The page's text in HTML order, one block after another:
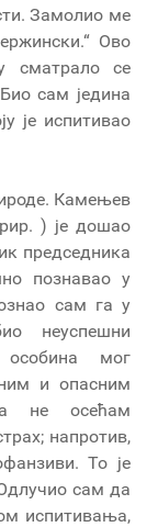
Замолио ме
Ово
сматрало се
сам једина
је испитивао
Камењев
) је дошао
председника
познавао у
сам га у
неуспешни
мог
и опасним
не осећам
напротив,
То је
сам да
испитивања,